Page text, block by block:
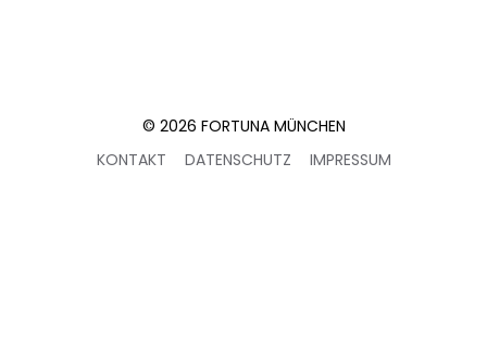
© 2026 FORTUNA MÜNCHEN
KONTAKT
DATENSCHUTZ IMPRESSUM